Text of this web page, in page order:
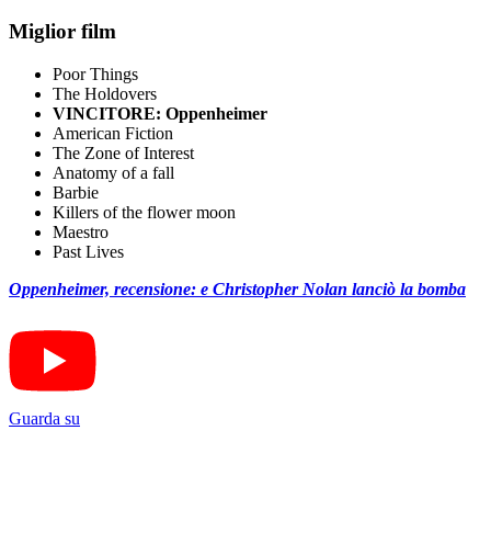
Miglior film
Poor Things
The Holdovers
VINCITORE: Oppenheimer
American Fiction
The Zone of Interest
Anatomy of a fall
Barbie
Killers of the flower moon
Maestro
Past Lives
Oppenheimer, recensione: e Christopher Nolan lanciò la bomba
Guarda su